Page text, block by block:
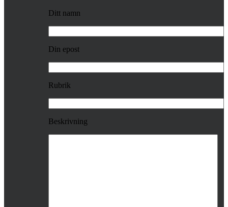
Ditt namn
Din epost
Rubrik
Beskrivning